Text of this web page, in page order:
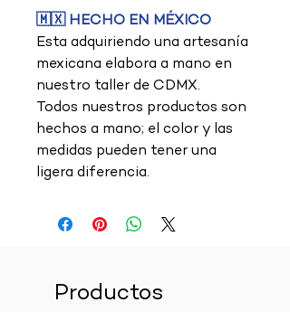
🇲🇽 HECHO EN MÉXICO
Esta adquiriendo una artesanía
mexicana elabora a mano en
nuestro taller de CDMX.
Todos nuestros productos son
hechos a mano; el color y las
medidas pueden tener una
ligera diferencia.
Productos